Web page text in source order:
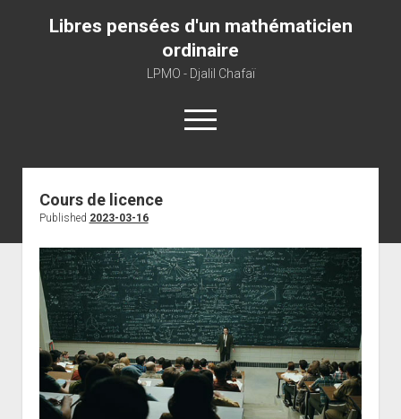
Libres pensées d'un mathématicien
ordinaire
LPMO - Djalil Chafaï
open
menu
About libre pensée
About mathematics
About this blog
Cours de licence
Published 2023-03-16